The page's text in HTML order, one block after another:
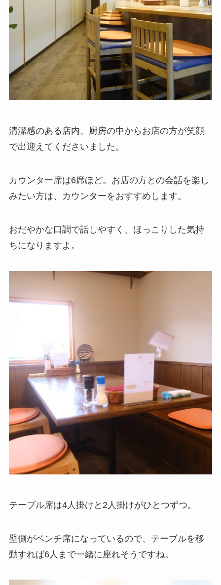
清潔感のある店内、厨房の中からお店の方が笑顔
で出迎えてくださいました。
カウンター席は6席ほど。お店の方との会話を楽し
みたい方は、カウンターをおすすめします。
おだやかな口調で話しやすく、ほっこりした気持
ちになりますよ。
テーブル席は4人掛けと2人掛けがひとつずつ。
壁側がベンチ席になっているので、テーブルを移
動すれば6人まで一緒に座れそうですね。